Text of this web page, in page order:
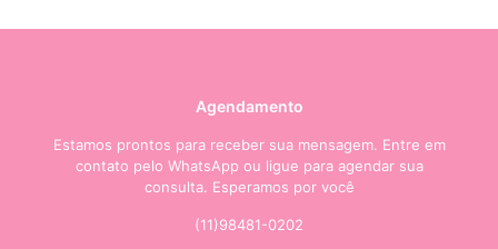
Agendamento
Estamos prontos para receber sua mensagem. Entre em
contato pelo WhatsApp ou ligue para agendar sua
consulta. Esperamos por você
(11)98481-0202